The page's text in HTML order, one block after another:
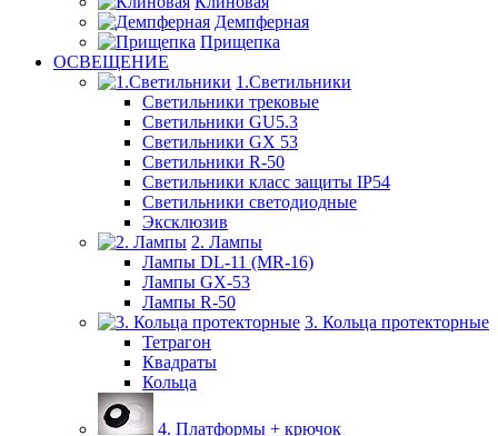
Демпферная
Прищепка
ОСВЕЩЕНИЕ
1.Светильники
Светильники трековые
Светильники GU5.3
Светильники GX 53
Светильники R-50
Светильники класс защиты IP54
Светильники светодиодные
Эксклюзив
2. Лампы
Лампы DL-11 (MR-16)
Лампы GX-53
Лампы R-50
3. Кольца протекторные
Тетрагон
Квадраты
Кольца
4. Платформы + крючок